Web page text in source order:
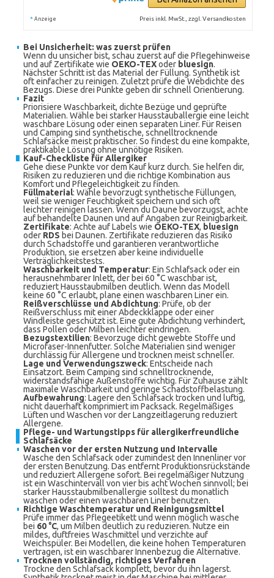
* Anzeige Preis inkl. MwSt., zzgl. Versandkosten
Bei Unsicherheit: was zuerst prüfen
Wenn du unsicher bist, schau zuerst auf die Pflegehinweise
und auf Zertifikate wie OEKO-TEXoder bluesign.
Nächster Schritt ist das Material der Füllung. Synthetik ist
oft einfacher zu reinigen. Zuletzt prüfe die Webdichte des
Bezugs. Diese drei Punkte geben dir schnell Orientierung.
Fazit
Priorisiere Waschbarkeit, dichte Bezüge und geprüfte
Materialien. Wähle bei starker Hausstauballergie eine leicht
waschbare Lösung oder einen separaten Liner. Für Reisen
und Camping sind synthetische, schnelltrocknende
Schlafsäcke meist praktischer. So findest du eine kompakte,
praktikable Lösung ohne unnötige Risiken.
Kauf-Checkliste für Allergiker
Gehe diese Punkte vor dem Kauf kurz durch. Sie helfen dir,
Risiken zu reduzieren und die richtige Kombination aus
Komfort und Pflegeleichtigkeit zu finden.
Füllmaterial: Wähle bevorzugt synthetische Füllungen,
weil sie weniger Feuchtigkeit speichern und sich oft
leichter reinigen lassen. Wenn du Daune bevorzugst, achte
auf behandelte Daunen und auf Angaben zur Reinigbarkeit.
Zertifikate: Achte auf Labels wie OEKO-TEX, bluesign
oder RDS bei Daunen. Zertifikate reduzieren das Risiko
durch Schadstoffe und garantieren verantwortliche
Produktion, sie ersetzen aber keine individuelle
Verträglichkeitstests.
Waschbarkeit und Temperatur: Ein Schlafsack oder ein
herausnehmbarer Inlett, der bei 60 °C waschbar ist,
reduziert Hausstaubmilben deutlich. Wenn das Modell
keine 60 °C erlaubt, plane einen waschbaren Liner ein.
Reißverschlüsse und Abdichtung: Prüfe, ob der
Reißverschluss mit einer Abdeckklappe oder einer
Windleiste geschützt ist. Eine gute Abdichtung verhindert,
dass Pollen oder Milben leichter eindringen.
Bezugstextilien: Bevorzuge dicht gewebte Stoffe und
Microfaser-Innenfutter. Solche Materialien sind weniger
durchlässig für Allergene und trocknen meist schneller.
Lage und Verwendungszweck: Entscheide nach
Einsatzort. Beim Camping sind schnelltrocknende,
widerstandsfähige Außenstoffe wichtig. Für Zuhause zählt
maximale Waschbarkeit und geringe Schadstoffbelastung.
Aufbewahrung: Lagere den Schlafsack trocken und luftig,
nicht dauerhaft komprimiert im Packsack. Regelmäßiges
Lüften und Waschen vor der Langzeitlagerung reduziert
Allergene.
Pflege- und Wartungstipps für allergikerfreundliche
Schlafsäcke
Waschen vor der ersten Nutzung und Intervalle
Wasche den Schlafsack oder zumindest den Innenliner vor
der ersten Benutzung. Das entfernt Produktionsrückstände
und reduziert Allergene sofort. Bei regelmäßiger Nutzung
ist ein Waschintervall von vier bis acht Wochen sinnvoll; bei
starker Hausstaubmilbenallergie solltest du monatlich
waschen oder einen waschbaren Liner benutzen.
Richtige Waschtemperatur und Reinigungsmittel
Prüfe immer das Pflegeetikett und wenn möglich wasche
bei 60 °C, um Milben deutlich zu reduzieren. Nutze ein
mildes, duftfreies Waschmittel und verzichte auf
Weichspüler. Bei Modellen, die keine hohen Temperaturen
vertragen, ist ein waschbarer Innenbezug die Alternative.
Trocknen vollständig, richtiges Verfahren
Trockne den Schlafsack komplett, bevor du ihn lagerst.